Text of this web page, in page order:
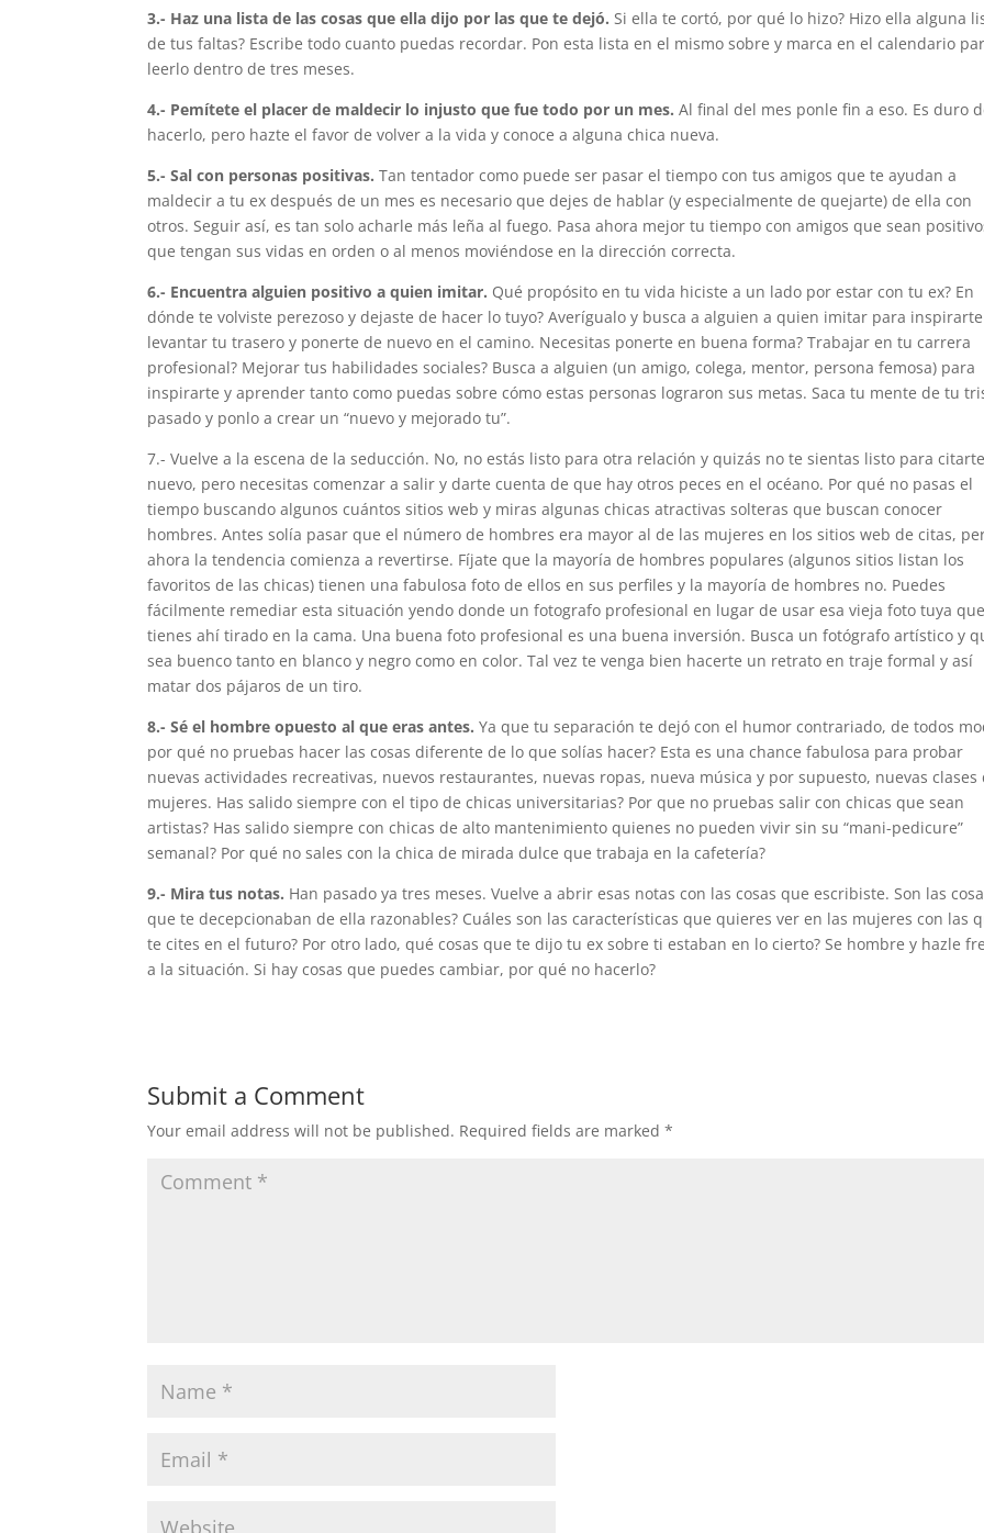
3.- Haz una lista de las cosas que ella dijo por las que te dejó. Si ella te cortó, por qué lo hizo? Hizo ella alguna
de tus faltas? Escribe todo cuanto puedas recordar. Pon esta lista en el mismo sobre y marca en el calendario
leerlo dentro de tres meses.
4.- Pemítete el placer de maldecir lo injusto que fue todo por un mes. Al final del mes ponle fin a eso. Es duro
hacerlo, pero hazte el favor de volver a la vida y conoce a alguna chica nueva.
5.- Sal con personas positivas. Tan tentador como puede ser pasar el tiempo con tus amigos que te ayudan a
maldecir a tu ex después de un mes es necesario que dejes de hablar (y especialmente de quejarte) de ella con
otros. Seguir así, es tan solo acharle más leña al fuego. Pasa ahora mejor tu tiempo con amigos que sean
que tengan sus vidas en orden o al menos moviéndose en la dirección correcta.
6.- Encuentra alguien positivo a quien imitar. Qué propósito en tu vida hiciste a un lado por estar con tu ex? En
dónde te volviste perezoso y dejaste de hacer lo tuyo? Averígualo y busca a alguien a quien imitar para
levantar tu trasero y ponerte de nuevo en el camino. Necesitas ponerte en buena forma? Trabajar en tu carrera
profesional? Mejorar tus habilidades sociales? Busca a alguien (un amigo, colega, mentor, persona femosa) para
inspirarte y aprender tanto como puedas sobre cómo estas personas lograron sus metas. Saca tu mente de tu
pasado y ponlo a crear un “nuevo y mejorado tu”.
7.- Vuelve a la escena de la seducción. No, no estás listo para otra relación y quizás no te sientas listo para
nuevo, pero necesitas comenzar a salir y darte cuenta de que hay otros peces en el océano. Por qué no pasas el
tiempo buscando algunos cuántos sitios web y miras algunas chicas atractivas solteras que buscan conocer
hombres. Antes solía pasar que el número de hombres era mayor al de las mujeres en los sitios web de citas,
ahora la tendencia comienza a revertirse. Fíjate que la mayoría de hombres populares (algunos sitios listan los
favoritos de las chicas) tienen una fabulosa foto de ellos en sus perfiles y la mayoría de hombres no. Puedes
fácilmente remediar esta situación yendo donde un fotografo profesional en lugar de usar esa vieja foto tuya que
tienes ahí tirado en la cama. Una buena foto profesional es una buena inversión. Busca un fotógrafo artístico y
sea buenco tanto en blanco y negro como en color. Tal vez te venga bien hacerte un retrato en traje formal y así
matar dos pájaros de un tiro.
8.- Sé el hombre opuesto al que eras antes. Ya que tu separación te dejó con el humor contrariado, de todos
por qué no pruebas hacer las cosas diferente de lo que solías hacer? Esta es una chance fabulosa para probar
nuevas actividades recreativas, nuevos restaurantes, nuevas ropas, nueva música y por supuesto, nuevas clases
mujeres. Has salido siempre con el tipo de chicas universitarias? Por que no pruebas salir con chicas que sean
artistas? Has salido siempre con chicas de alto mantenimiento quienes no pueden vivir sin su “mani-pedicure”
semanal? Por qué no sales con la chica de mirada dulce que trabaja en la cafetería?
9.- Mira tus notas. Han pasado ya tres meses. Vuelve a abrir esas notas con las cosas que escribiste. Son las
que te decepcionaban de ella razonables? Cuáles son las características que quieres ver en las mujeres con las
te cites en el futuro? Por otro lado, qué cosas que te dijo tu ex sobre ti estaban en lo cierto? Se hombre y hazle
a la situación. Si hay cosas que puedes cambiar, por qué no hacerlo?
Submit a Comment
Your email address will not be published. Required fields are marked*